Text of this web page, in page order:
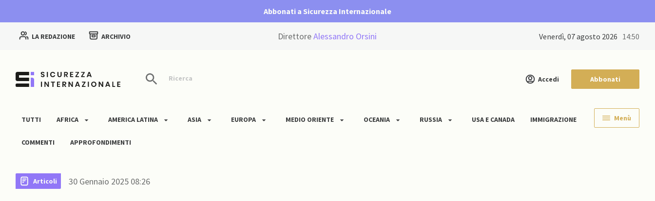
Abbonati a Sicurezza Internazionale
LA REDAZIONE ARCHIVIO DirettoreAlessandro Orsini venerdì, 07 agosto 2026 14:50
Ricerca Accedi Abbonati
TUTTI AFRICA AMERICA LATINA ASIA EUROPA MEDIO ORIENTE OCEANIA RUSSIA USA E CANADA IMMIGRAZIONE
COMMENTI APPROFONDIMENTI
Menù
Articoli 30 Gennaio 2025 08:26